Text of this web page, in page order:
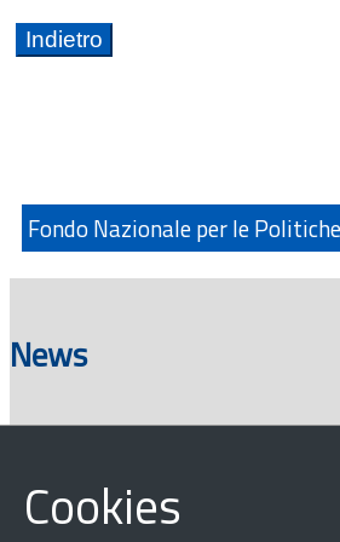
Fondo Nazionale per le
News
Cookies